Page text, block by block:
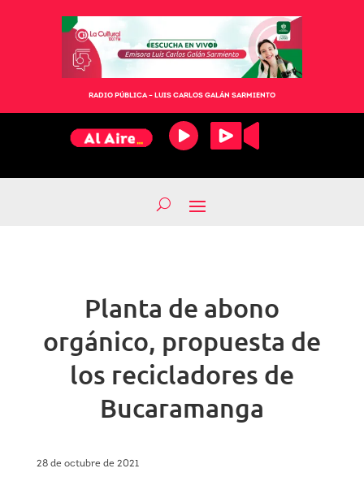
RADIO PÚBLICA – LUIS CARLOS GALÁN SARMIENTO
Planta de abono
orgánico, propuesta de
los recicladores de
Bucaramanga
28 de octubre de 2021